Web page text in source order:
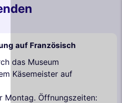
auf Französisch
das Museum
Käsemeister auf
Montag. Öffnungszeiten: